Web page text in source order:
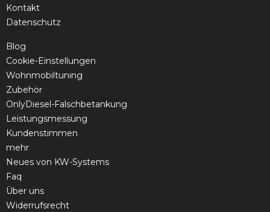
Kontakt
Datenschutz
Blog
Cookie-Einstellungen
Wohnmobiltuning
Zubehör
OnlyDiesel-Falschbetankung
Leistungsmessung
Kundenstimmen
mehr
Neues von KW-Systems
Faq
Über uns
Widerrufsrecht